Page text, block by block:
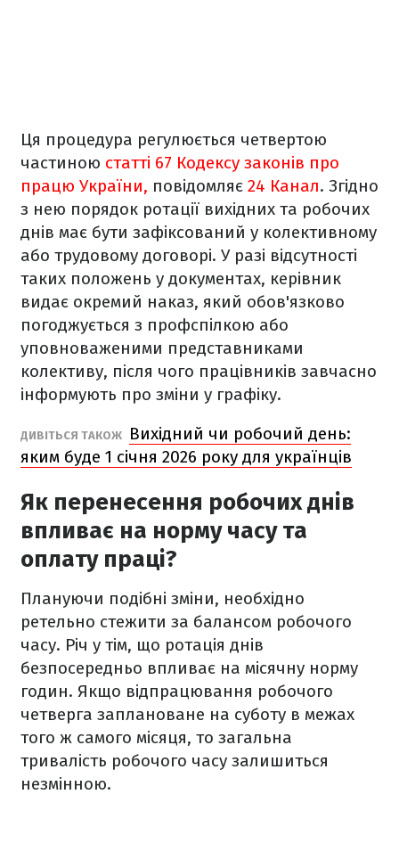
Ця процедура регулюється четвертою
частиною статті 67 Кодексу законів про
працю України, повідомляє 24 Канал. Згідно
з нею порядок ротації вихідних та робочих
днів має бути зафіксований у колективному
або трудовому договорі. У разі відсутності
таких положень у документах, керівник
видає окремий наказ, який обов'язково
погоджується з профспілкою або
уповноваженими представниками
колективу, після чого працівників завчасно
інформують про зміни у графіку.
ДИВІТЬСЯ ТАКОЖ
Вихідний чи робочий день:
яким буде 1 січня 2026 року для українців
Як перенесення робочих днів
впливає на норму часу та
оплату праці?
Плануючи подібні зміни, необхідно
ретельно стежити за балансом робочого
часу. Річ у тім, що ротація днів
безпосередньо впливає на місячну норму
годин. Якщо відпрацювання робочого
четверга заплановане на суботу в межах
того ж самого місяця, то загальна
тривалість робочого часу залишиться
незмінною.